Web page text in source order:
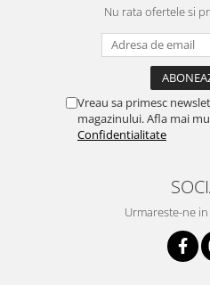
Nu rata ofertele si
Vreau sa primesc
magazinului. Afla mai
Confidentialitate
Urmareste-ne